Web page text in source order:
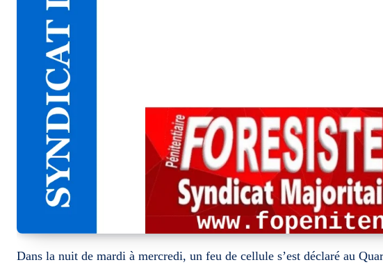
Dans la nuit de mardi à mercredi, un feu de cellule s’est déclaré au